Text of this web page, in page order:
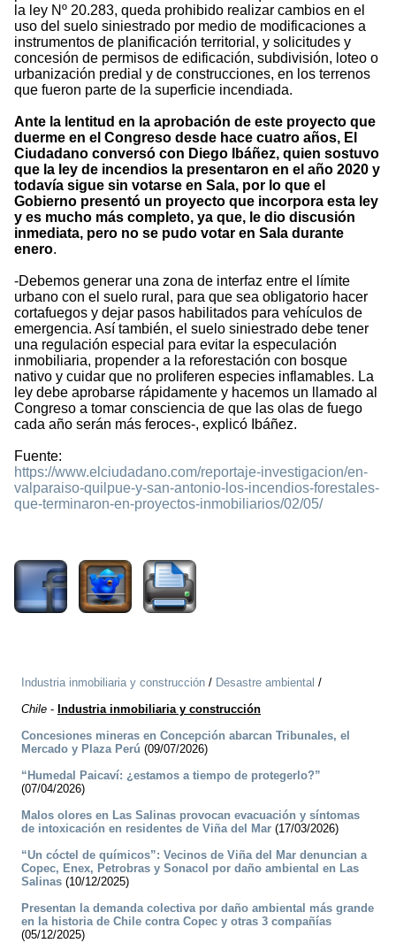
la ley Nº 20.283, queda prohibido realizar cambios en el
uso del suelo siniestrado por medio de modificaciones a
instrumentos de planificación territorial, y solicitudes y
concesión de permisos de edificación, subdivisión, loteo o
urbanización predial y de construcciones, en los terrenos
que fueron parte de la superficie incendiada.
Ante la lentitud en la aprobación de este proyecto que
duerme en el Congreso desde hace cuatro años, El
Ciudadano conversó con Diego Ibáñez, quien sostuvo
que la ley de incendios la presentaron en el año 2020 y
todavía sigue sin votarse en Sala, por lo que el
Gobierno presentó un proyecto que incorpora esta ley
y es mucho más completo, ya que, le dio discusión
inmediata, pero no se pudo votar en Sala durante
enero.
-Debemos generar una zona de interfaz entre el límite
urbano con el suelo rural, para que sea obligatorio hacer
cortafuegos y dejar pasos habilitados para vehículos de
emergencia. Así también, el suelo siniestrado debe tener
una regulación especial para evitar la especulación
inmobiliaria, propender a la reforestación con bosque
nativo y cuidar que no proliferen especies inflamables. La
ley debe aprobarse rápidamente y hacemos un llamado al
Congreso a tomar consciencia de que las olas de fuego
cada año serán más feroces-, explicó Ibáñez.
Fuente:
https://www.elciudadano.com/reportaje-investigacion/en-
valparaiso-quilpue-y-san-antonio-los-incendios-forestales-
que-terminaron-en-proyectos-inmobiliarios/02/05/
Industria inmobiliaria y construcción / Desastre ambiental /
Chile - Industria inmobiliaria y construcción
Concesiones mineras en Concepción abarcan Tribunales, el
Mercado y Plaza Perú (09/07/2026)
“Humedal Paicaví: ¿estamos a tiempo de protegerlo?”
(07/04/2026)
Malos olores en Las Salinas provocan evacuación y síntomas
de intoxicación en residentes de Viña del Mar (17/03/2026)
“Un cóctel de químicos”: Vecinos de Viña del Mar denuncian a
Copec, Enex, Petrobras y Sonacol por daño ambiental en Las
Salinas (10/12/2025)
Presentan la demanda colectiva por daño ambiental más grande
en la historia de Chile contra Copec y otras 3 compañías
(05/12/2025)